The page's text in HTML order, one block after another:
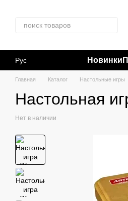
Рус Новинки
Главная Каталог Настольные игры
Настольная
Нет в наличии